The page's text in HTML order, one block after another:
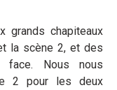
grands chapiteaux
la scène 2, et des
face. Nous nous
2 pour les deux